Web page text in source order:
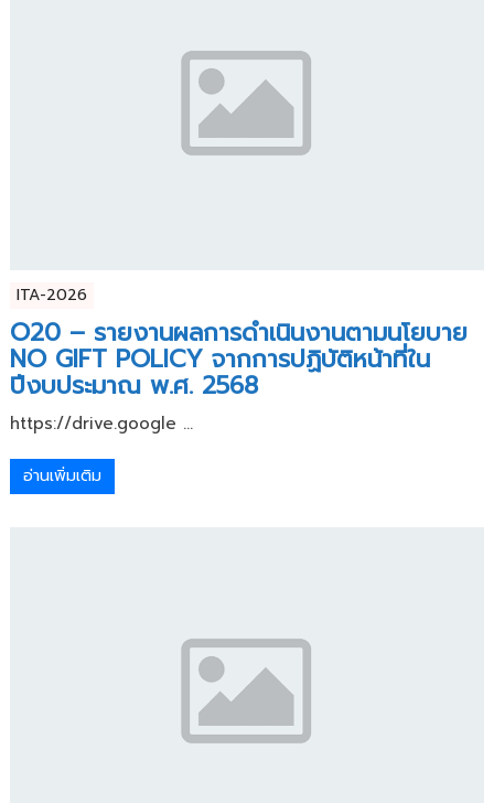
ITA-2026
O20 – รายงานผลการดำเนินงานตามนโยบาย
NO GIFT POLICY จากการปฏิบัติหน้าที่ใน
ปีงบประมาณ พ.ศ. 2568
https://drive.google ...
อ่านเพิ่มเติม